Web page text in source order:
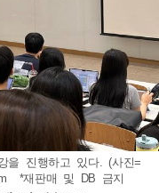
을 진행하고 있다. (사진=
*재판매 및 DB 금지